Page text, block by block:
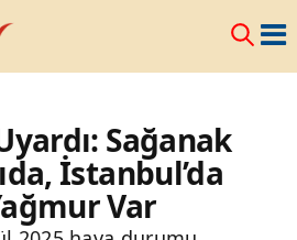
Sağanak
İstanbul’da
Var